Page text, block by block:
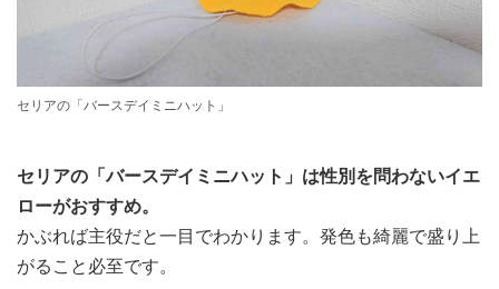
セリアの「バースデイミニハット」
セリアの「バースデイミニハット」は性別を問わないイエ
ローがおすすめ。
かぶれば主役だと一目でわかります。発色も綺麗で盛り上
がること必至です。